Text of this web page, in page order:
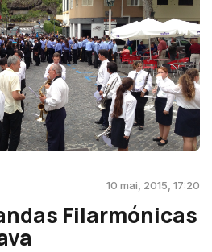
10 mai, 2015, 17:20
Filarmónicas